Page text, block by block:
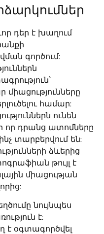
դեր է խաղում
գործում:
համար:
ունեն
որ դրանց ատոմները
տարբերվում են:
ձևերից
թույլ է
միացության
նույնպես
է:
օգտագործվել